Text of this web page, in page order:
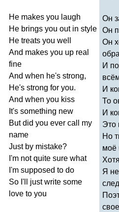
He makes you laugh
He brings you out in style
He treats you well
And makes you up real
fine
And when he's strong,
He's strong for you.
And when you kiss
It's something new
But did you ever call
my
name
Just by mistake?
I'm not quite sure what
I'm supposed to do
So I'll just write some
love to you
Он
Он
Он
И
И
То
И
Это
Но
моё
Я